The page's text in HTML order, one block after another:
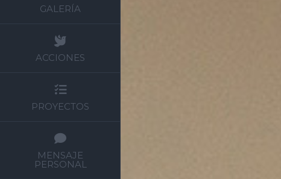
GALERÍA
ACCIONES
PROYECTOS
MENSAJE
PERSONAL